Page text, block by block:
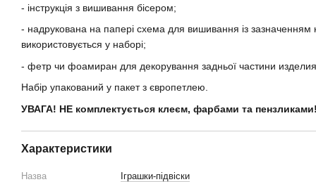
- інструкція з вишивання бісером;
- надрукована на папері схема для вишивання із зазначенням
використовується у наборі;
- фетр чи фоамиран для декорування задньої частини
Набір упакований у пакет з європетлею.
УВАГА! НЕ комплектується клеєм, фарбами та
Характеристики
Назва
Іграшки-підвіски